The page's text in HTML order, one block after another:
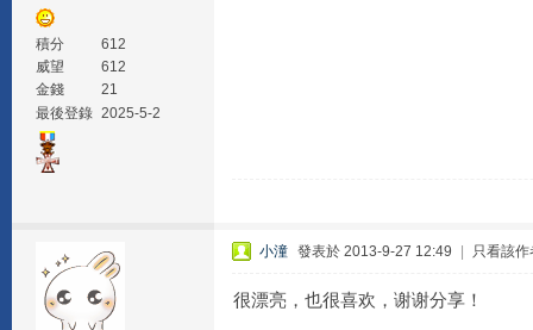
積分
612
威望
612
金錢
21
最後登錄 2025-5-2
小潼 發表於 2013-9-27 12:49 只看該作
很漂亮，也很喜欢，谢谢分享！